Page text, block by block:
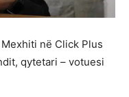
në Click Plus
qytetari – votuesi